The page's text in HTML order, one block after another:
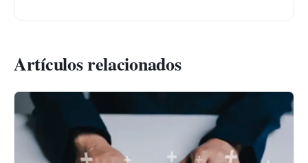
Artículos relacionados